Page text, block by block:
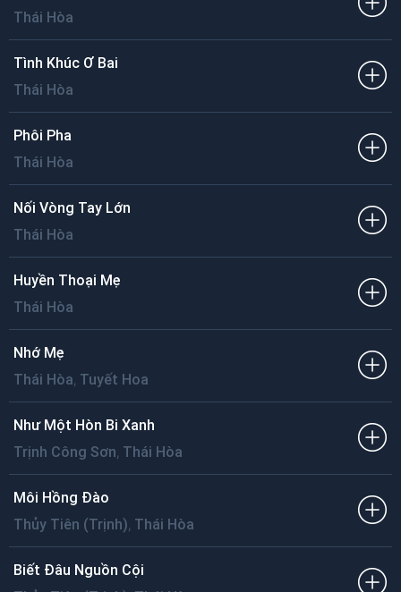
Thái Hòa
Tình Khúc Ơ Bai
Thái Hòa
Phôi Pha
Thái Hòa
Nối Vòng Tay Lớn
Thái Hòa
Huyền Thoại Mẹ
Thái Hòa
Nhớ Mẹ
Thái Hòa, Tuyết Hoa
Như Một Hòn Bi Xanh
Trịnh Công Sơn, Thái Hòa
Môi Hồng Đào
Thủy Tiên (Trịnh), Thái Hòa
Biết Đâu Nguồn Cội